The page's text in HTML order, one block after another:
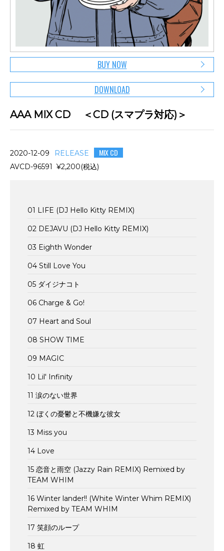
BUY NOW
DOWNLOAD
AAA MIX CD ＜CD (スマプラ対応)＞
2020-12-09 RELEASE MIX CD
AVCD-96591 ¥2,200(税込)
01 LIFE (DJ Hello Kitty REMIX)
02 DEJAVU (DJ Hello Kitty REMIX)
03 Eighth Wonder
04 Still Love You
05 ダイジナコト
06 Charge & Go!
07 Heart and Soul
08 SHOW TIME
09 MAGIC
10 Lil' Infinity
11 涙のない世界
12 ぼくの憂鬱と不機嫌な彼女
13 Miss you
14 Love
15 恋音と雨空 (Jazzy Rain REMIX) Remixed by
TEAM WHIM
16 Winter lander!! (White Winter Whim REMIX)
Remixed by TEAM WHIM
17 笑顔のループ
18 虹